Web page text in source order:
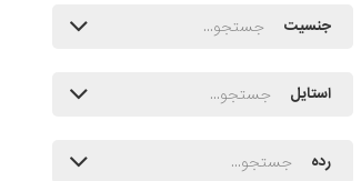
جنسیت
استایل
رده